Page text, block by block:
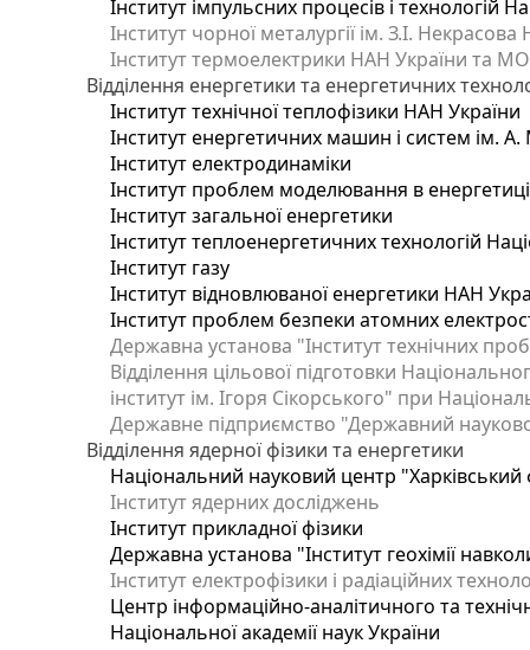
Інститут імпульсних процесів і технологій
Інститут чорної металургії ім. З.І.
Інститут термоелектрики НАН України та
Відділення енергетики та енергетичних
Інститут технічної теплофізики НАН України
Інститут енергетичних машин і систем ім.
Інститут електродинаміки
Інститут проблем моделювання в
Інститут загальної енергетики
Інститут теплоенергетичних технологій
Інститут газу
Інститут відновлюваної енергетики НАН
Інститут проблем безпеки атомних
Державна установа "Інститут технічних
Відділення цільової підготовки
інститут ім. Ігоря Сікорського" при
Державне підприємство "Державний
Відділення ядерної фізики та енергетики
Національний науковий центр "Харківський
Інститут ядерних досліджень
Інститут прикладної фізики
Державна установа "Інститут геохімії
Інститут електрофізики і радіаційних
Центр інформаційно-аналітичного та
Національної академії наук України